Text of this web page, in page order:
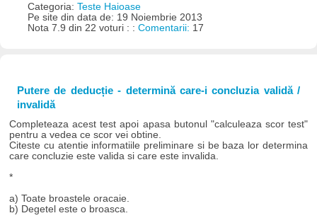
Categoria: Teste Haioase
Pe site din data de: 19 Noiembrie 2013
Nota 7.9 din 22 voturi : : Comentarii: 17
Putere de deducție - determină care-i concluzia validă /
invalidă
Completeaza acest test apoi apasa butonul "calculeaza scor test"
pentru a vedea ce scor vei obtine.
Citeste cu atentie informatiile preliminare si be baza lor determina
care concluzie este valida si care este invalida.
*
a) Toate broastele oracaie.
b) Degetel este o broasca.